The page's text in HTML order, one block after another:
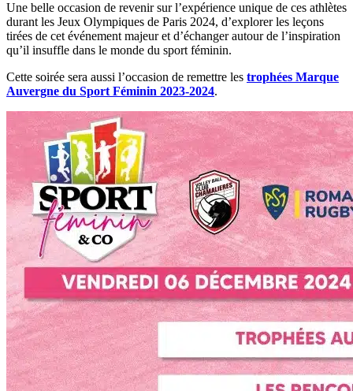
Une belle occasion de revenir sur l’expérience unique de ces athlètes
durant les Jeux Olympiques de Paris 2024, d’explorer les leçons
tirées de cet événement majeur et d’échanger autour de l’inspiration
qu’il insuffle dans le monde du sport féminin.
Cette soirée sera aussi l’occasion de remettre les trophées Marque
Auvergne du Sport Féminin 2023-2024.